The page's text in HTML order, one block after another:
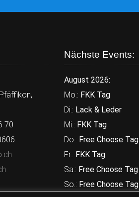
70
Nächste Events:
August 2026:
Mo.: FKK Tag
Di.: Lack & Leder
Mi.: FKK Tag
Do.: Free Choose Tag
Fr.: FKK Tag
Sa.: Free Choose Tag
So.: Free Choose Tag